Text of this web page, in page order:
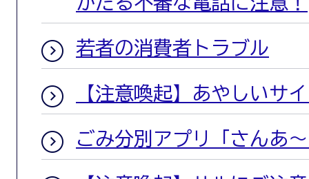
若者の消費者トラブル
【注意喚起】あやしいサ
ごみ分別アプリ「さんあ